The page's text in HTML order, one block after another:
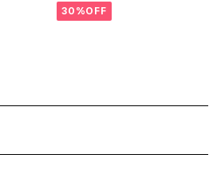
30%OFF